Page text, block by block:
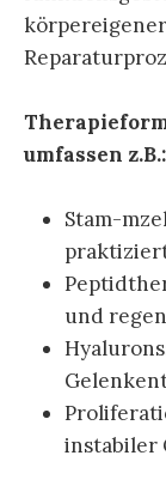
umfassen z.B.:
Stam-
und
instabiler